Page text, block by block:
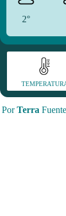
2°
PorTerra Fuente